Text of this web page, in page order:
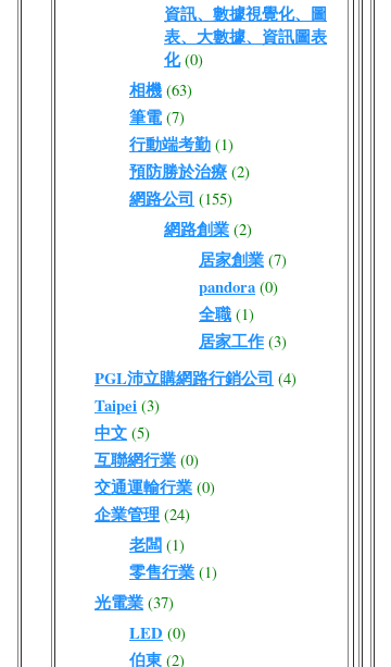
資訊、數據視覺化、圖
表、大數據、資訊圖表
化 (0)
相機 (63)
筆電 (7)
行動端考勤 (1)
預防勝於治療 (2)
網路公司 (155)
網路創業 (2)
居家創業 (7)
pandora (0)
全職 (1)
居家工作 (3)
PGL沛立購網路行銷公司 (4)
Taipei (3)
中文 (5)
互聯網行業 (0)
交通運輸行業 (0)
企業管理 (24)
老闆 (1)
零售行業 (1)
光電業 (37)
LED (0)
伯東 (2)